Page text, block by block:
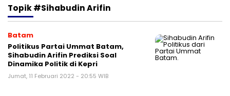
Topik#Sihabudin Arifin
Batam
Politikus Partai Ummat Batam,
Sihabudin Arifin Prediksi Soal
Dinamika Politik di Kepri
Jumat, 11 Februari 2022 - 20:55 WIB